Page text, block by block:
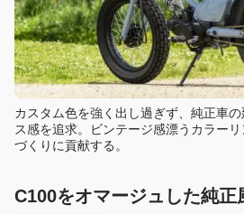
カスタム色を強く出し過ぎず、純正車
ス感を追求。ビンテージ感漂うカラー
づくりに貢献する。
C100をオマージュした純正